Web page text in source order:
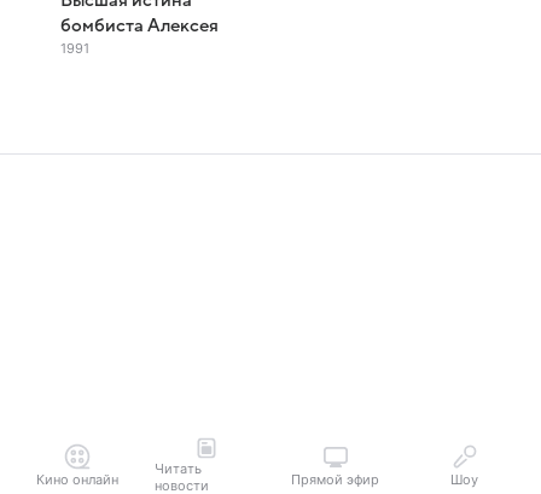
бомбиста Алексея
1991
Кино онлайн
Читать
новости
Прямой эфир Шоу